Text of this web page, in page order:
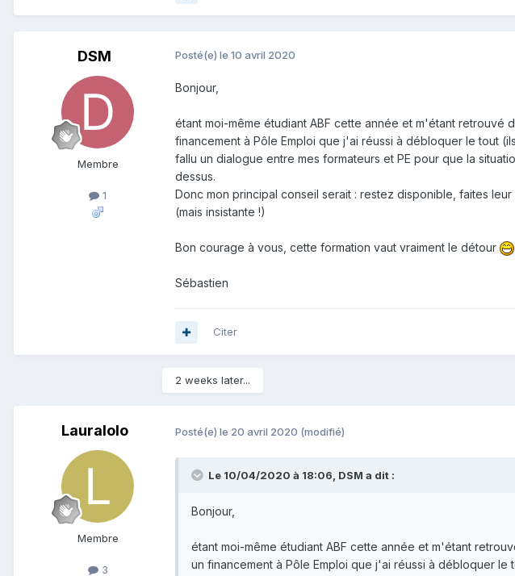
DSM
Membre
1
Posté(e) le 10 avril 2020
Bonjour,
étant moi-même étudiant ABF cette année et m'étant retrouvé
financement à Pôle Emploi que j'ai réussi à débloquer le tout
fallu un dialogue entre mes formateurs et PE pour que la
dessus.
Donc mon principal conseil serait : restez disponible, faites
(mais insistante !)
Bon courage à vous, cette formation vaut vraiment le détour
Sébastien
Citer
2 weeks later...
Lauralolo
Membre
3
Posté(e) le 20 avril 2020 (modifié)
Le 10/04/2020 à 18:06, DSM a dit :
Bonjour,
étant moi-même étudiant ABF cette année et m'étant
un financement à Pôle Emploi que j'ai réussi à débloquer